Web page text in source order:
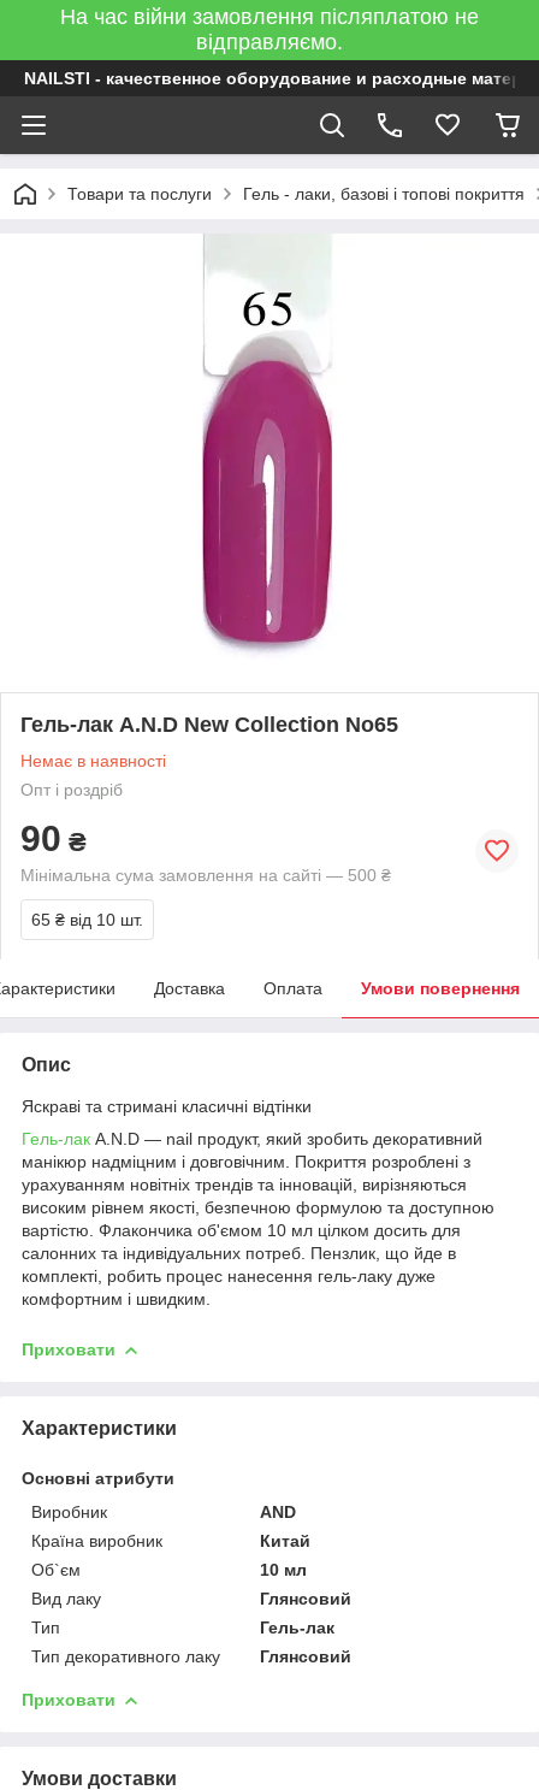
На час війни замовлення післяплатою не
відправляємо.
NAILSTI - качественное оборудование и расходные
Товари та послуги Гель - лаки, базові і топові покриття
Гель-лак A.N.D New Collection No65
Немає в наявності
Опт і роздріб
90 ₴
Мінімальна сума замовлення на сайті — 500 ₴
65 ₴ від 10 шт.
Доставка Оплата Умови повернення
Опис
Яскраві та стримані класичні відтінки
Гель-лак A.N.D — nail продукт, який зробить декоративний
манікюр надміцним і довговічним. Покриття розроблені з
урахуванням новітніх трендів та інновацій, вирізняються
високим рівнем якості, безпечною формулою та доступною
вартістю. Флакончика об'ємом 10 мл цілком досить для
салонних та індивідуальних потреб. Пензлик, що йде в
комплекті, робить процес нанесення гель-лаку дуже
комфортним і швидким.
Приховати
Характеристики
Основні атрибути
Виробник
AND
Країна виробник
Китай
Об`єм
10 мл
Вид лаку
Глянсовий
Тип
Гель-лак
Тип декоративного лаку
Глянсовий
Приховати
Умови доставки